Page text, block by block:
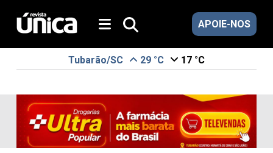
APOIE-NOS
Tubarão/SC 29 °C 17 °C